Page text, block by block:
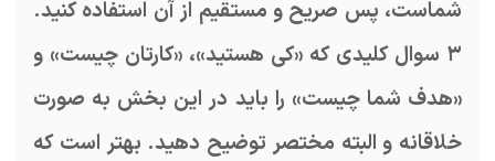
شماست، پس صریح و مستقیم از آن استفاده کنید.
۳ سوال کلیدی که «کی هستید»، «کارتان چیست» و
«هدف شما چیست» را باید در این بخش به صورت
خلاقانه و البته مختصر توضیح دهید. بهتر است که